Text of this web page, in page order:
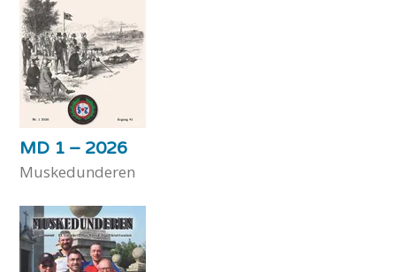
MD 1 – 2026
Muskedunderen